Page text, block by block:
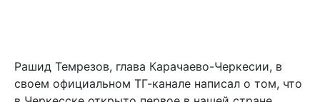
Рашид Темрезов, глава Карачаево-Черкесии, в
своем официальном ТГ-канале написал о том, что